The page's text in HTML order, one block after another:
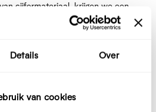
Details Over
van cookies
van cijfermateriaal krijgen we een
stand van zaken. Vervolgens
inspireren we je met enkele tools en
van kinderen en jongeren kan
balanceren.